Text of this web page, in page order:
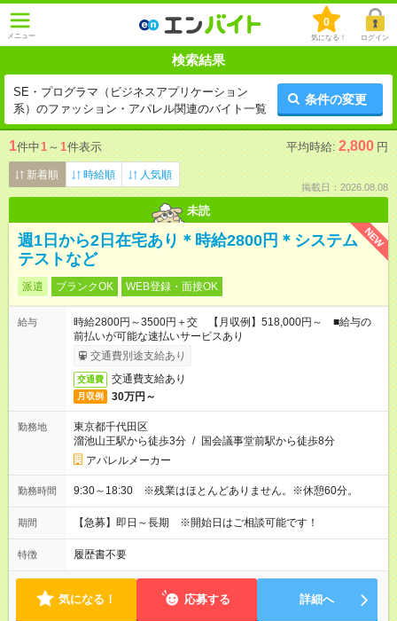
メニュー
0
気になる！ ログイン
検索結果
SE・プログラマ（ビジネスアプリケーション
系）のファッション・アパレル関連のバイト一覧
条件の変更
1件中1 ～ 1件表示 平均時給: 2,800 円
新着順 時給順 人気順
掲載日：2026.08.08
未読
NEW
週1日から2日在宅あり＊時給2800円＊システム
テストなど
派遣 ブランクOK WEB登録・面接OK
給与
時給2800円～3500円＋交 【月収例】518,000円～ ■給与の
前払いが可能な速払いサービスあり
交通費別途支給あり
交通費 交通費支給あり
月収例 30万円～
勤務地
東京都千代田区
溜池山王駅から徒歩3分 / 国会議事堂前駅から徒歩8分
アパレルメーカー
勤務時間 9:30～18:30 ※残業はほとんどありません。※休憩60分。
期間 【急募】即日～長期 ※開始日はご相談可能です！
特徴 履歴書不要
気になる！ 応募する 詳細へ